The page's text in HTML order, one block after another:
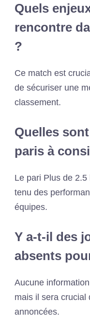
Quels
rencontre
?
Ce match est
de sécuriser une
classement.
Quelles
paris à
Le pari Plus de
tenu des
équipes.
Y a-t-il des
absents
Aucune
mais il sera crucial
annoncées.